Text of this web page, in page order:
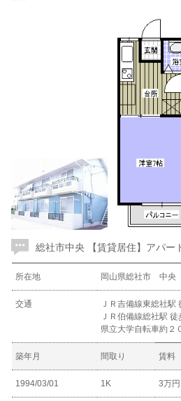
総社市中央 【賃貸居住】アパー
所在地 岡山県総社市 中央
交通
ＪＲ吉備線東総社駅
ＪＲ伯備線総社駅
県立大学自転車約２
築年月 間取り 賃料
1994/03/01 1K 3万円